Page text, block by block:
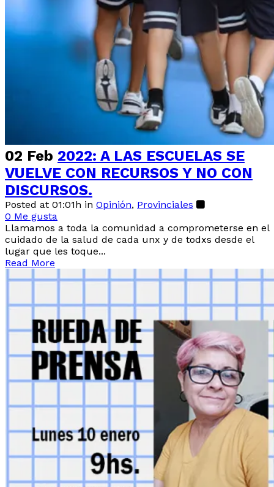
02 Feb 2022: A LAS ESCUELAS SE
VUELVE CON RECURSOS Y NO CON
DISCURSOS.
Posted at 01:01h in Opinión, Provinciales
0 Me gusta
Llamamos a toda la comunidad a comprometerse en el
cuidado de la salud de cada unx y de todxs desde el
lugar que les toque...
Read More